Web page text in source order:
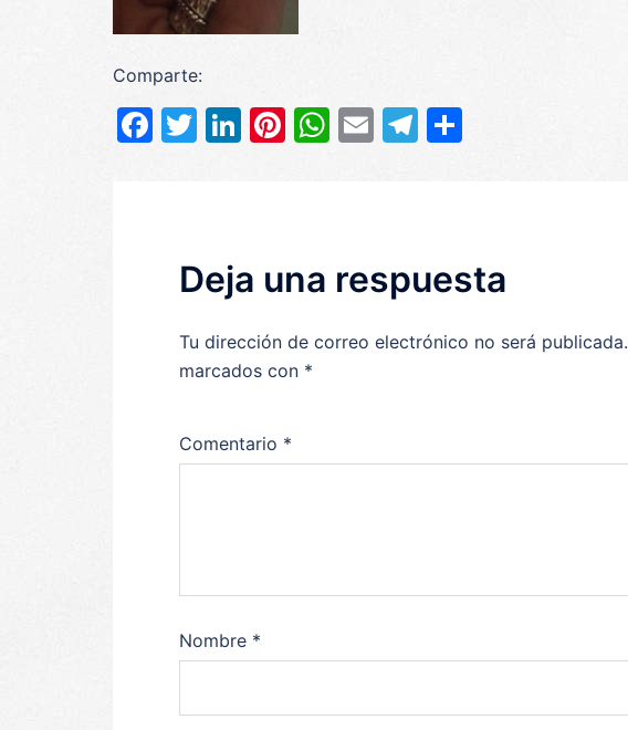
Comparte:
Facebook
Twitter
LinkedIn
Pinterest
WhatsApp
EmailTelegram
Deja una respuesta
Tu dirección de correo electrónico no será publicada.
marcados con *
Comentario *
Nombre *